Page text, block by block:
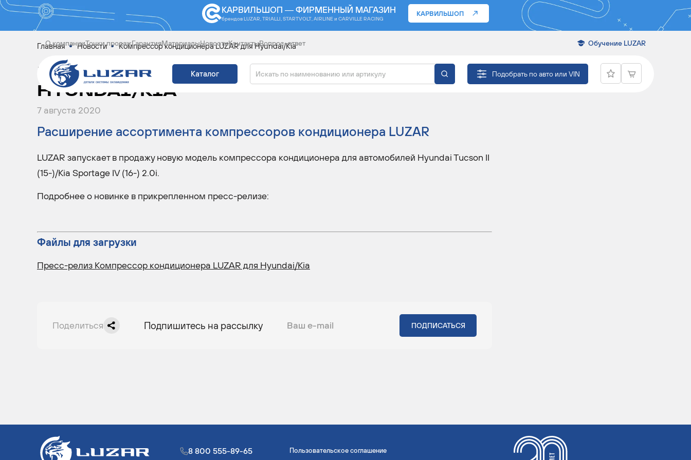
КАРВИЛЬШОП — ФИРМЕННЫЙ МАГАЗИН
брендовLUZAR, TRIALLI, STARTVOLT, AIRLINE и CARVILLE RACING
КАРВИЛЬШОП
О компанииТочки продажГарантияМатериалыНовостиКонтактыВопрос-ответ Обучение LUZAR
Каталог Подобрать по авто или VIN
Главная Новости Компрессор кондиционера LUZAR для Hyundai/Kia
КОМПРЕССОР КОНДИЦИОНЕРА LUZAR ДЛЯ
HYUNDAI/KIA
7 августа 2020
Расширение ассортимента компрессоров кондиционера LUZAR
LUZAR запускает в продажу новую модель компрессора кондиционера для автомобилей Hyundai Tucson II
(15-)/Kia Sportage IV (16-) 2.0i.
Подробнее о новинке в прикрепленном пресс-релизе:
Файлы для загрузки
Пресс-релиз Компрессор кондиционера LUZAR для Hyundai/Kia
Поделиться Подпишитесь на рассылку
8 800 555-89-65 Пользовательское соглашение